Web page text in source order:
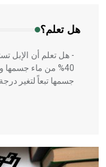
هل تعلم؟
- هل تعلم أن الإبل
40% من ماء جسمها
جسمها تبعاً لتغير
- هل تعلم أن
الحكم، الأدلة،